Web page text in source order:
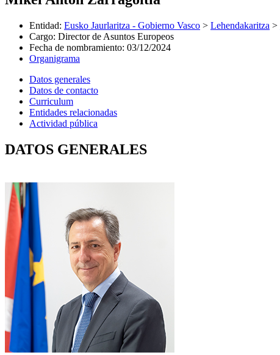
Entidad: Eusko Jaurlaritza - Gobierno Vasco > Lehendakaritza >
Cargo: Director de Asuntos Europeos
Fecha de nombramiento: 03/12/2024
Organigrama
Datos generales
Datos de contacto
Curriculum
Entidades relacionadas
Actividad pública
DATOS GENERALES